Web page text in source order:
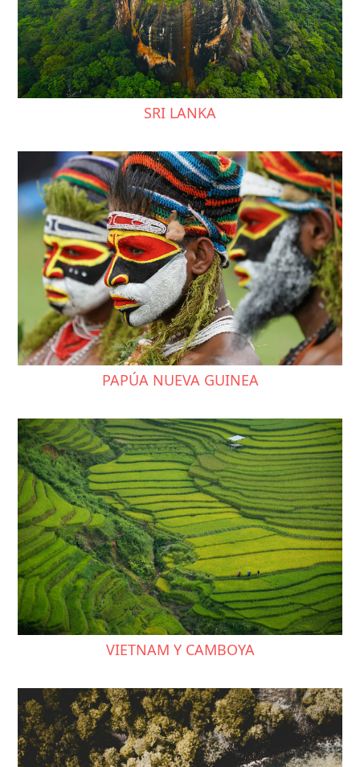
SRI LANKA
PAPÚA NUEVA GUINEA
VIETNAM Y CAMBOYA